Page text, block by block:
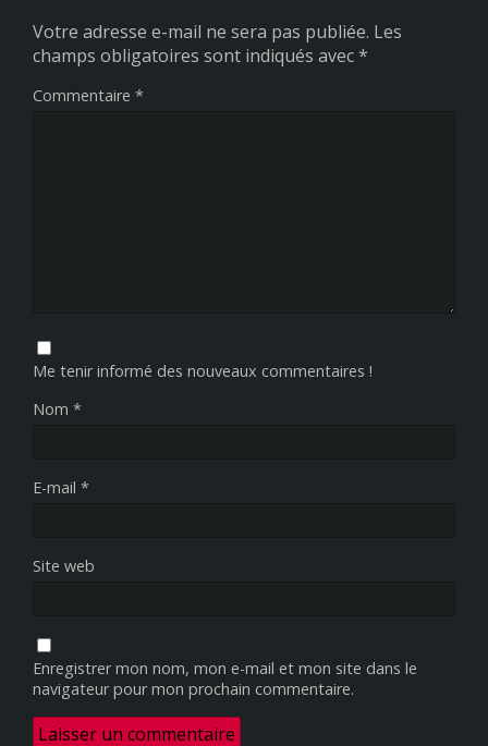
Votre adresse e-mail ne sera pas publiée. Les
champs obligatoires sont indiqués avec*
Commentaire *
Me tenir informé des nouveaux commentaires !
Nom *
E-mail *
Site web
Enregistrer mon nom, mon e-mail et mon site dans le
navigateur pour mon prochain commentaire.